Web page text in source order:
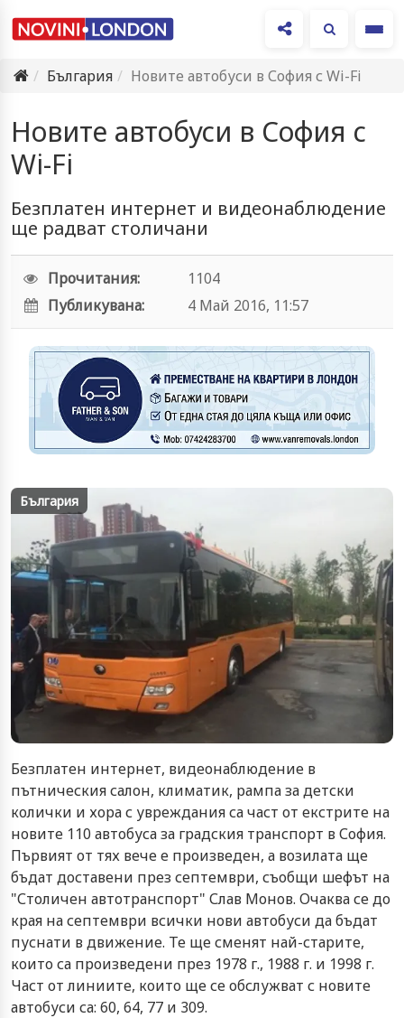
България
Новите автобуси в София с Wi-Fi
Новите автобуси в София с
Wi-Fi
Безплатен интернет и видеонаблюдение
ще радват столичани
Прочитания:
1104
Публикувана:
4 Май 2016, 11:57
България
Безплатен интернет, видеонаблюдение в
пътническия салон, климатик, рампа за детски
колички и хора с увреждания са част от екстрите на
новите 110 автобуса за градския транспорт в София.
Първият от тях вече е произведен, а возилата ще
бъдат доставени през септември, съобщи шефът на
"Столичен автотранспорт" Слав Монов. Очаква се до
края на септември всички нови автобуси да бъдат
пуснати в движение. Те ще сменят най-старите,
които са произведени през 1978 г., 1988 г. и 1998 г.
Част от линиите, които ще се обслужват с новите
автобуси са: 60, 64, 77 и 309.